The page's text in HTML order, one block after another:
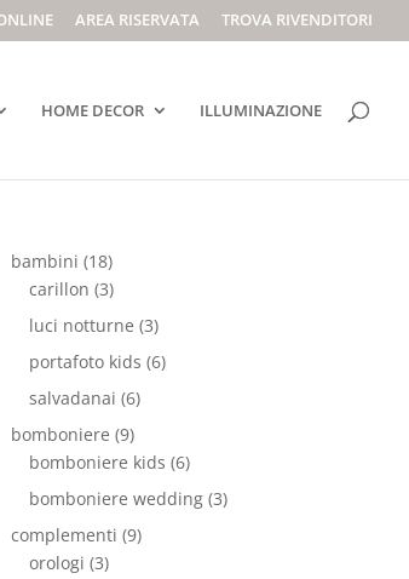
AREA RISERVATA TROVA RIVENDITORI
HOME DECOR ILLUMINAZIONE
bambini (18)
carillon (3)
luci notturne (3)
portafoto kids (6)
salvadanai (6)
bomboniere (9)
bomboniere kids (6)
bomboniere wedding (3)
complementi (9)
orologi (3)